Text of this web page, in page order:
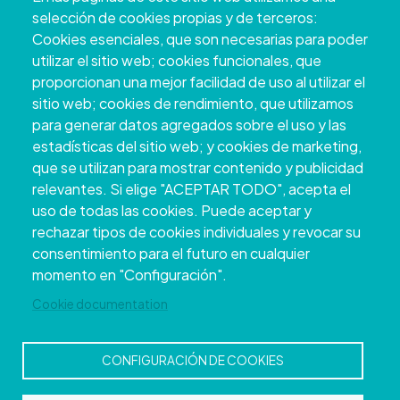
selección de cookies propias y de terceros:
Cookies esenciales, que son necesarias para poder
utilizar el sitio web; cookies funcionales, que
proporcionan una mejor facilidad de uso al utilizar el
sitio web; cookies de rendimiento, que utilizamos
para generar datos agregados sobre el uso y las
estadísticas del sitio web; y cookies de marketing,
que se utilizan para mostrar contenido y publicidad
relevantes. Si elige "ACEPTAR TODO", acepta el
uso de todas las cookies. Puede aceptar y
rechazar tipos de cookies individuales y revocar su
consentimiento para el futuro en cualquier
momento en "Configuración".
Cookie documentation
CONFIGURACIÓN DE COOKIES
Pontevedra
+34 986 804 100 | +34 986 804 124
Copyright © 2026. Conseil provincial de
Pontevedra.
Tous droits réservés